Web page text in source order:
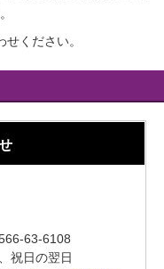
ください。
63-6108
祝日の翌日